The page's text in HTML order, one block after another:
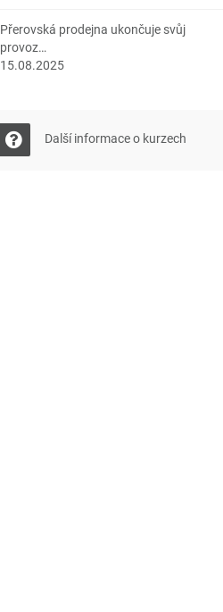
Přerovská prodejna ukončuje svůj
provoz…
15.08.2025
Další informace o kurzech